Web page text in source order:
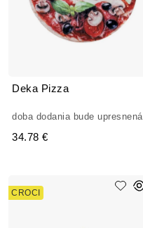
Deka Pizza
doba dodania bude upresnená
34.78 €
CROCI